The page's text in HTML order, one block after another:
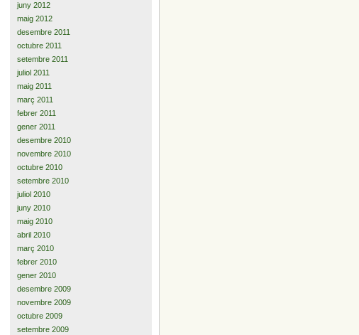
juny 2012
maig 2012
desembre 2011
octubre 2011
setembre 2011
juliol 2011
maig 2011
març 2011
febrer 2011
gener 2011
desembre 2010
novembre 2010
octubre 2010
setembre 2010
juliol 2010
juny 2010
maig 2010
abril 2010
març 2010
febrer 2010
gener 2010
desembre 2009
novembre 2009
octubre 2009
setembre 2009